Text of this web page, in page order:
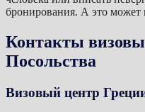
бронирования. А это может
Контакты
Посольства
Визовый центр